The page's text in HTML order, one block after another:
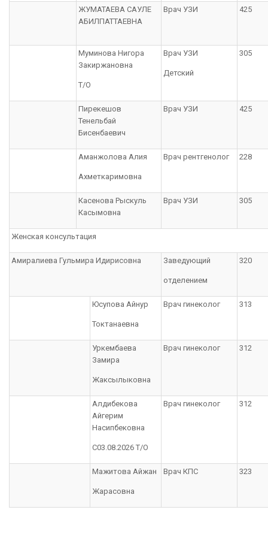
ЖУМАТАЕВА САУЛЕ
АБИЛПАТТАЕВНА
Врач УЗИ 425
Муминова Нигора
Закиржановна
Т/О
Врач УЗИ
Детский
305
Пирекешов
Тенельбай
Бисенбаевич
Врач УЗИ 425
Аманжолова Алия
Ахметкаримовна
Врач рентгенолог 228
Касенова Рыскуль
Касымовна
Врач УЗИ 305
Женская консультация
Амиралиева Гульмира Идирисовна Заведующий
отделением
320
Юсупова Айнур
Токтанаевна
Врач гинеколог 313
Уркембаева
Замира
Жаксылыковна
Врач гинеколог 312
Алдибекова
Айгерим
Насипбековна
С03.08.2026 Т/О
Врач гинеколог 312
Мажитова Айжан
Жарасовна
Врач КПС 323